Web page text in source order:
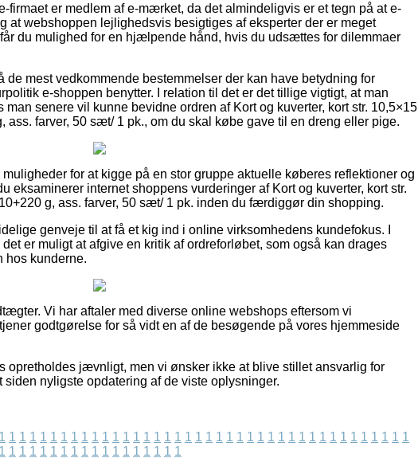
firmaet er medlem af e-mærket, da det almindeligvis er et tegn på at e-
at webshoppen lejlighedsvis besigtiges af eksperter der er meget
du mulighed for en hjælpende hånd, hvis du udsættes for dilemmaer
de mest vedkommende bestemmelser der kan have betydning for
e-shoppen benytter. I relation til det er det tillige vigtigt, at man
senere vil kunne bevidne ordren af Kort og kuverter, kort str. 10,5×15
ass. farver, 50 sæt/ 1 pk., om du skal købe gave til en dreng eller pige.
for at kigge på en stor gruppe aktuelle køberes reflektioner og
internet shoppens vurderinger af Kort og kuverter, kort str.
g, ass. farver, 50 sæt/ 1 pk. inden du færdiggør din shopping.
genveje til at få et kig ind i online virksomhedens kundefokus. I
er muligt at afgive en kritik af ordreforløbet, som også kan drages
hos kunderne.
Vi har aftaler med diverse online webshops eftersom vi
godtgørelse for så vidt en af de besøgende på vores hjemmeside
opretholdes jævnligt, men vi ønsker ikke at blive stillet ansvarlig for
nyligste opdatering af de viste oplysninger.
1 1 1 1 1 1 1 1 1 1 1 1 1 1 1 1 1 1 1 1 1 1 1 1 1 1 1 1 1 1 1 1 1 1 1 1 1 1 1 1
1 1 1 1 1 1 1 1 1 1 1 1 1 1 1 1 1 1